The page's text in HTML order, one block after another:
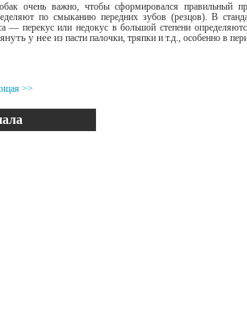
очень важно, чтобы сформировался пра­вильный
по смыканию передних зубов (резцов). В
— перекус или недокус в большой степени
у нее из пасти палочки, тряпки и т.д., особенно в
>>